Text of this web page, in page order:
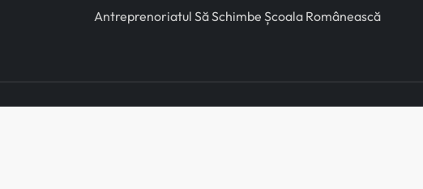
Antreprenoriatul Să Schimbe Școala Românească